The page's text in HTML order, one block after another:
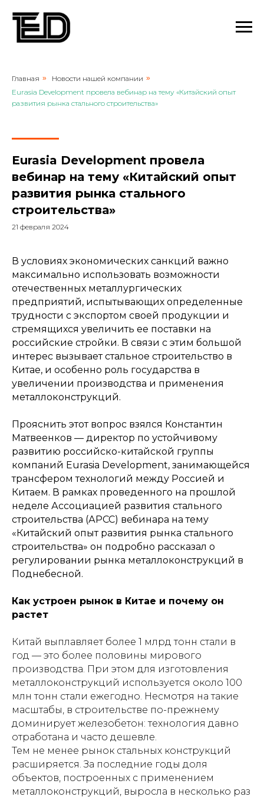
Главная » Новости нашей компании »
Eurasia Development провела вебинар на тему «Китайский опыт
развития рынка стального строительства»
Eurasia Development провела
вебинар на тему «Китайский опыт
развития рынка стального
строительства»
21 февраля 2024
В условиях экономических санкций важно
максимально использовать возможности
отечественных металлургических
предприятий, испытывающих определенные
трудности с экспортом своей продукции и
стремящихся увеличить ее поставки на
российские стройки. В связи с этим большой
интерес вызывает стальное строительство в
Китае, и особенно роль государства в
увеличении производства и применения
металлоконструкций.
Прояснить этот вопрос взялся Константин
Матвеенков — директор по устойчивому
развитию российско-китайской группы
компаний Eurasia Development, занимающейся
трансфером технологий между Россией и
Китаем. В рамках проведенного на прошлой
неделе Ассоциацией развития стального
строительства (АРСС) вебинара на тему
«Китайский опыт развития рынка стального
строительства» он подробно рассказал о
регулировании рынка металлоконструкций в
Поднебесной.
Как устроен рынок в Китае и почему он
растет
Китай выплавляет более 1 млрд тонн стали в
год — это более половины мирового
производства. При этом для изготовления
металлоконструкций используется около 100
млн тонн стали ежегодно. Несмотря на такие
масштабы, в строительстве по-прежнему
доминирует железобетон: технология давно
отработана и часто дешевле.
Тем не менее рынок стальных конструкций
расширяется. За последние годы доля
объектов, построенных с применением
металлоконструкций, выросла в несколько раз